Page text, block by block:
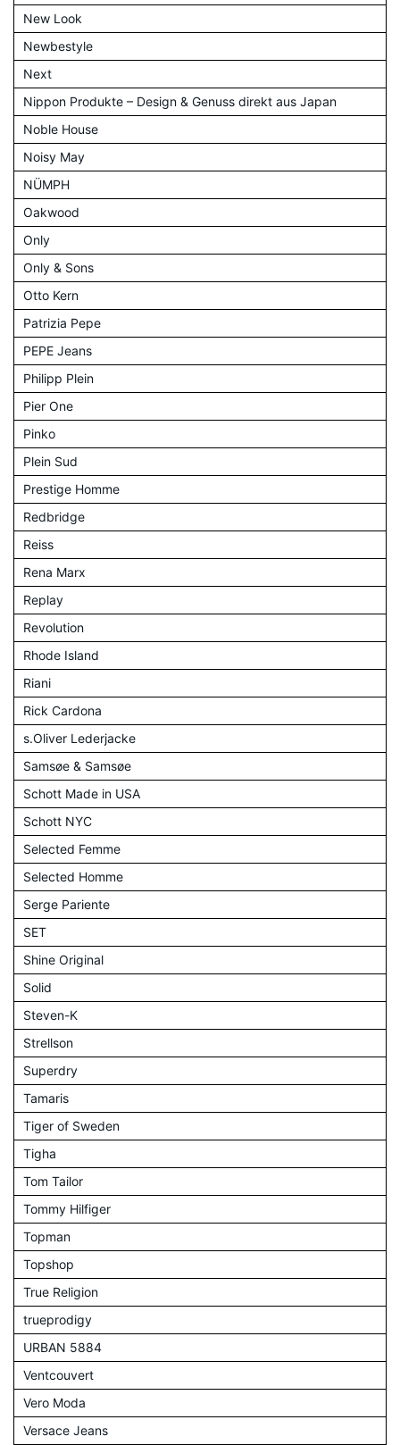
New Look
Newbestyle
Next
Nippon Produkte – Design & Genuss direkt aus Japan
Noble House
Noisy May
NÜMPH
Oakwood
Only
Only & Sons
Otto Kern
Patrizia Pepe
PEPE Jeans
Philipp Plein
Pier One
Pinko
Plein Sud
Prestige Homme
Redbridge
Reiss
Rena Marx
Replay
Revolution
Rhode Island
Riani
Rick Cardona
s.Oliver Lederjacke
Samsøe & Samsøe
Schott Made in USA
Schott NYC
Selected Femme
Selected Homme
Serge Pariente
SET
Shine Original
Solid
Steven-K
Strellson
Superdry
Tamaris
Tiger of Sweden
Tigha
Tom Tailor
Tommy Hilfiger
Topman
Topshop
True Religion
trueprodigy
URBAN 5884
Ventcouvert
Vero Moda
Versace Jeans